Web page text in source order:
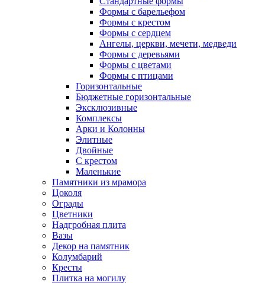
Формы с барельефом
Формы с крестом
Формы с сердцем
Ангелы, церкви, мечети, медведи
Формы с деревьями
Формы с цветами
Формы с птицами
Горизонтальные
Бюджетные горизонтальные
Эксклюзивные
Комплексы
Арки и Колонны
Элитные
Двойные
С крестом
Маленькие
Памятники из мрамора
Цоколя
Ограды
Цветники
Надгробная плита
Вазы
Декор на памятник
Колумбарий
Кресты
Плитка на могилу